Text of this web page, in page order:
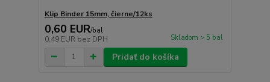
Klip Binder 15mm, čierne/12ks
0,60 EUR/bal
0,49 EUR bez DPH Skladom > 5 bal
Pridať do košíka